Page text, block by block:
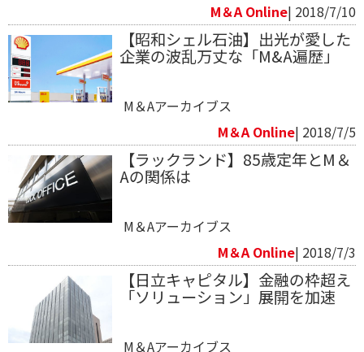
M＆A Online| 2018/7/10
【昭和シェル石油】出光が愛した
企業の波乱万丈な「M&A遍歴」
M＆Aアーカイブス
M＆A Online| 2018/7/5
【ラックランド】85歳定年とM＆
Aの関係は
M＆Aアーカイブス
M＆A Online| 2018/7/3
【日立キャピタル】金融の枠超え
「ソリューション」展開を加速
M＆Aアーカイブス